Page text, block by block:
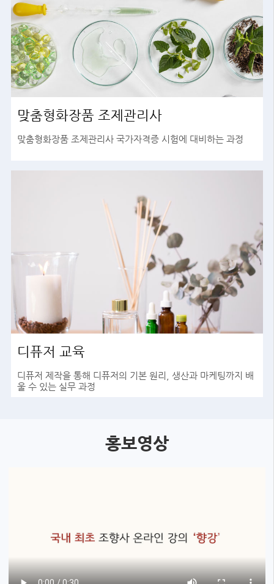
맞춤형화장품 조제관리사
맞춤형화장품 조제관리사 국가자격증 시험에 대비하는 과정
디퓨저 교육
디퓨저 제작을 통해 디퓨저의 기본 원리, 생산과 마케팅까지 배
울 수 있는 실무 과정
홍보영상